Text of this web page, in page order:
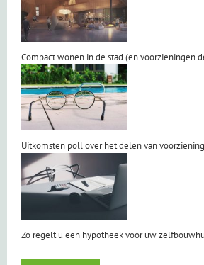
Compact wonen in de stad (en voorzieningen
Uitkomsten poll over het delen van
Zo regelt u een hypotheek voor uw